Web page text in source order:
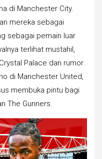
di Manchester City.
mereka sebagai
sebagai pemain luar
terlihat mustahil,
Palace dan rumor
di Manchester United,
membuka pintu bagi
The Gunners.